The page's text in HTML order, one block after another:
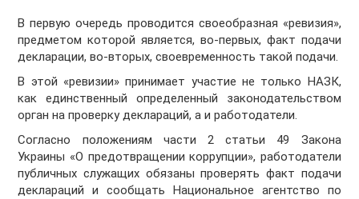
В первую очередь проводится своеобразная «ревизия»,
предметом которой является, во-первых, факт подачи
декларации, во-вторых, своевременность такой подачи.
В этой «ревизии» принимает участие не только НАЗК,
как единственный определенный законодательством
орган на проверку деклараций, а и работодатели.
Согласно положениям части 2 статьи 49 Закона
Украины «О предотвращении коррупции», работодатели
публичных служащих обязаны проверять факт подачи
деклараций и сообщать Национальное агентство по